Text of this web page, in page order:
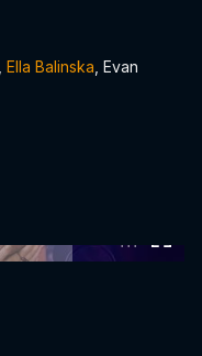
Ella Balinska , Evan